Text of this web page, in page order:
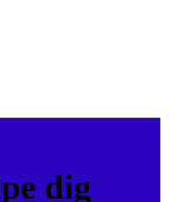
dig